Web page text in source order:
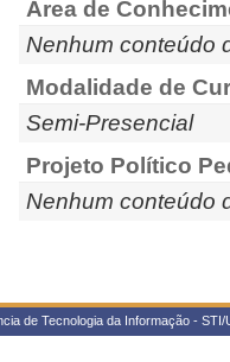
Área de
Nenhum conteúdo
Modalidade de
Semi-Presencial
Projeto Político
Nenhum conteúdo
de Tecnologia da Informação -